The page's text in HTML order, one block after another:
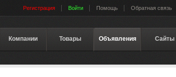
Регистрация Войти Помощь Обратная связь
Компании Товары Объявления Сайты